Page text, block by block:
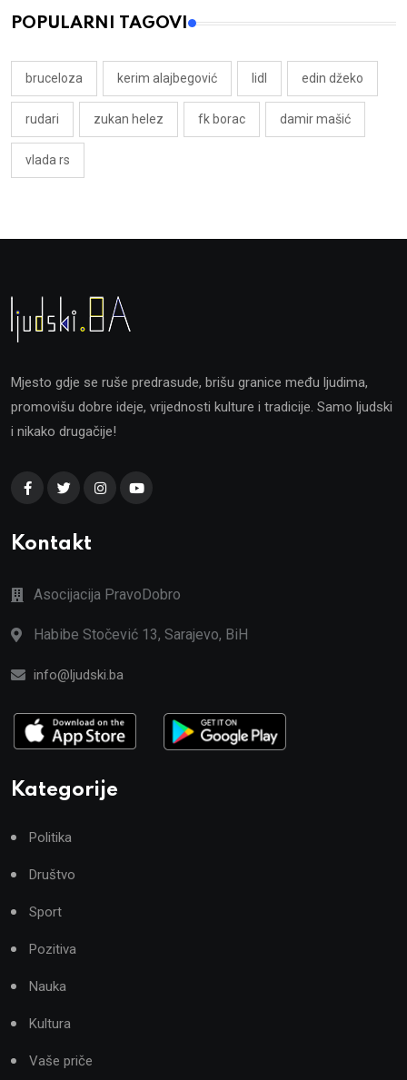
POPULARNI TAGOVI
bruceloza kerim alajbegović lidl edin džeko
rudari zukan helez fk borac damir mašić
vlada rs
Mjesto gdje se ruše predrasude, brišu granice među ljudima,
promovišu dobre ideje, vrijednosti kulture i tradicije. Samo ljudski
i nikako drugačije!
Kontakt
Asocijacija PravoDobro
Habibe Stočević 13, Sarajevo, BiH
info@ljudski.ba
Kategorije
Politika
Društvo
Sport
Pozitiva
Nauka
Kultura
Vaše priče